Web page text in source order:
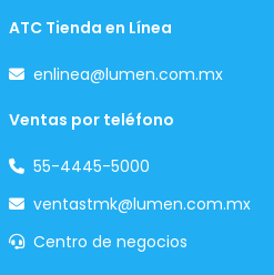
ATC Tienda en Línea
enlinea@lumen.com.mx
Ventas por teléfono
55-4445-5000
ventastmk@lumen.com.mx
Centro de negocios